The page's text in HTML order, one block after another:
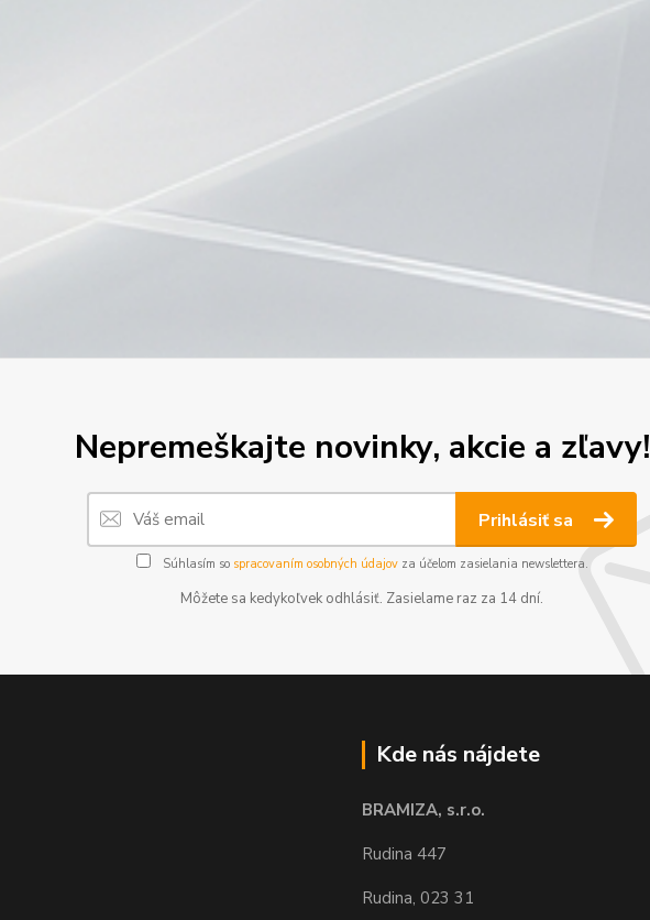
Nepremeškajte novinky, akcie a zľavy!
Prihlásiť sa
Súhlasím so spracovaním osobných údajovza účelom zasielania newslettera.
Môžete sa kedykoľvek odhlásiť. Zasielame raz za 14 dní.
Kde nás nájdete
BRAMIZA, s.r.o.
Rudina 447
Rudina, 023 31